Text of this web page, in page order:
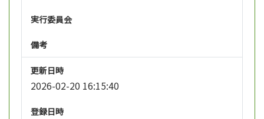
実行委員会
備考
更新日時
2026-02-20 16:15:40
登録日時